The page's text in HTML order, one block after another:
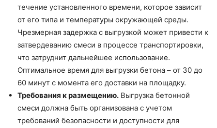
течение установленного времени, которое зависит
от его типа и температуры окружающей среды.
Чрезмерная задержка с выгрузкой может привести к
затвердеванию смеси в процессе транспортировки,
что затруднит дальнейшее использование.
Оптимальное время для выгрузки бетона – от 30 до
60 минут с момента его доставки на площадку.
Требования к размещению. Выгрузка бетонной
смеси должна быть организована с учетом
требований безопасности и доступности для